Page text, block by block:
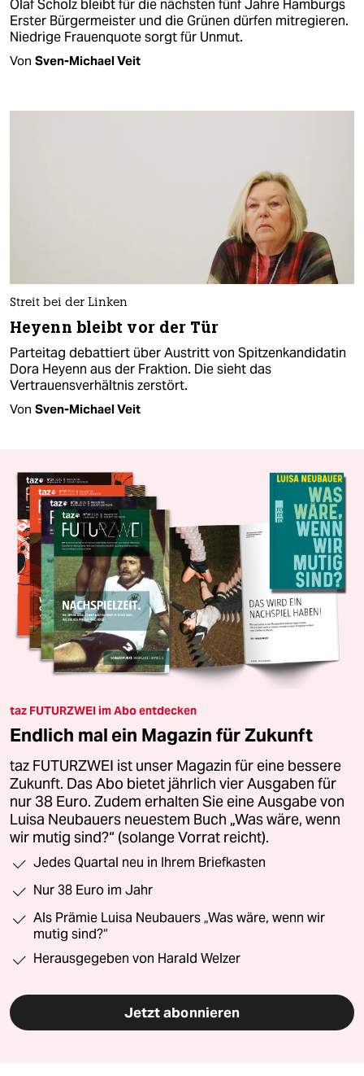
Olaf Scholz bleibt für die nächsten fünf Jahre Hamburgs
Erster Bürgermeister und die Grünen dürfen mitregieren.
Niedrige Frauenquote sorgt für Unmut.
Von Sven-Michael Veit
Streit bei der Linken
Heyenn bleibt vor der Tür
Parteitag debattiert über Austritt von Spitzenkandidatin
Dora Heyenn aus der Fraktion. Die sieht das
Vertrauensverhältnis zerstört.
Von Sven-Michael Veit
taz FUTURZWEI im Abo entdecken
Endlich mal ein Magazin für Zukunft
taz FUTURZWEI ist unser Magazin für eine bessere
Zukunft. Das Abo bietet jährlich vier Ausgaben für
nur 38 Euro. Zudem erhalten Sie eine Ausgabe von
Luisa Neubauers neuestem Buch „Was wäre, wenn
wir mutig sind?“ (solange Vorrat reicht).
Jedes Quartal neu in Ihrem Briefkasten
Nur 38 Euro im Jahr
Als Prämie Luisa Neubauers „Was wäre, wenn wir
mutig sind?“
Herausgegeben von Harald Welzer
Jetzt abonnieren